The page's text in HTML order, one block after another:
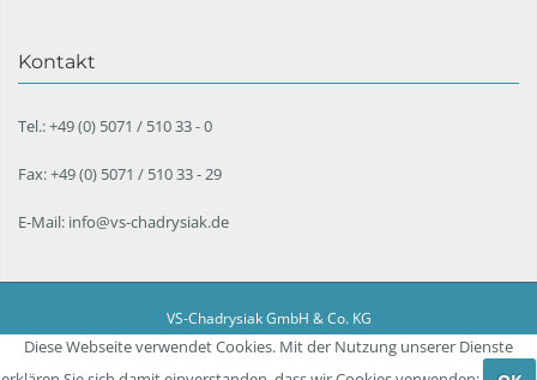
Kontakt
Tel.: +49 (0) 5071 / 510 33 - 0
Fax: +49 (0) 5071 / 510 33 - 29
E-Mail: info@vs-chadrysiak.de
VS-Chadrysiak GmbH & Co. KG
Datenschutz|Impressum|AGB|Förderung
Diese Webseite verwendet Cookies. Mit der Nutzung unserer Dienste